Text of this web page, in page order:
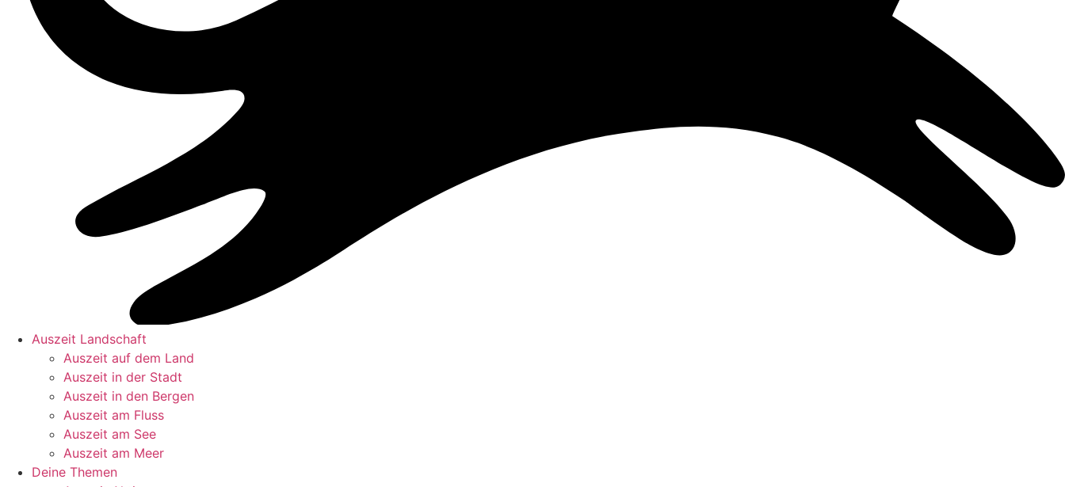
Auszeit Landschaft
Auszeit auf dem Land
Auszeit in der Stadt
Auszeit in den Bergen
Auszeit am Fluss
Auszeit am See
Auszeit am Meer
Deine Themen